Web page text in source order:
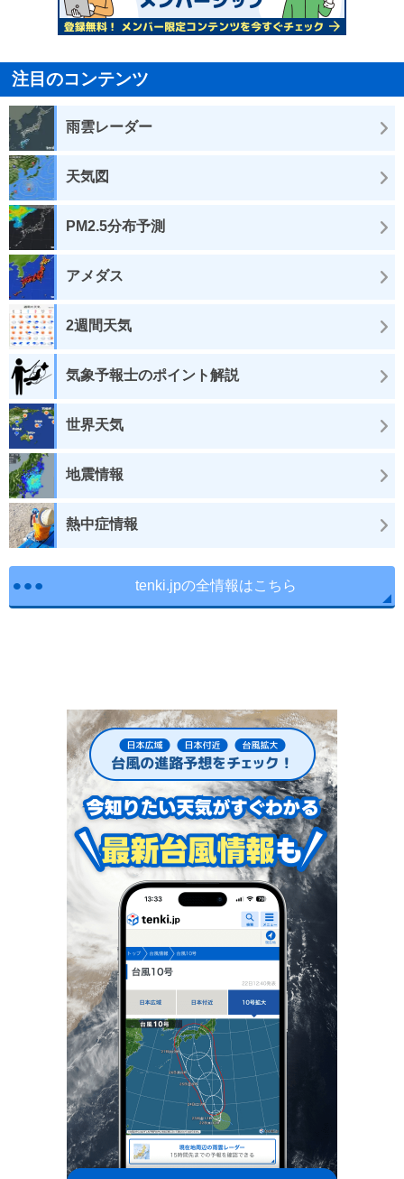
注目のコンテンツ
雨雲レーダー
天気図
PM2.5分布予測
アメダス
2週間天気
気象予報士のポイント解説
世界天気
地震情報
熱中症情報
tenki.jpの全情報はこちら